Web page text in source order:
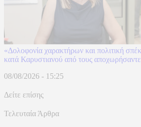
«Δολοφονία χαρακτήρων και πολιτική
κατά Καρυστιανού από τους
08/08/2026 - 15:25
Δείτε επίσης
Τελευταία Άρθρα